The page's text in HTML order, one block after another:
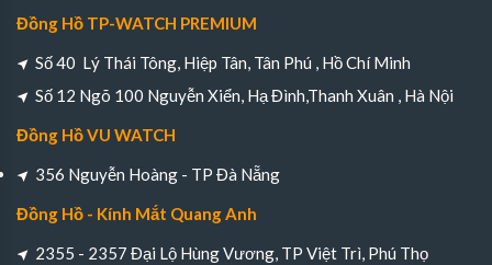
Đồng Hồ TP-WATCH PREMIUM
Số 40 Lý Thái Tông, Hiệp Tân, Tân Phú , Hồ Chí Minh
Số 12 Ngõ 100 Nguyễn Xiển, Hạ Đình,Thanh Xuân , Hà Nội
Đồng Hồ VU WATCH
356 Nguyễn Hoàng - TP Đà Nẵng
Đồng Hồ - Kính Mắt Quang Anh
2355 - 2357 Đại Lộ Hùng Vương, TP Việt Trì, Phú Thọ